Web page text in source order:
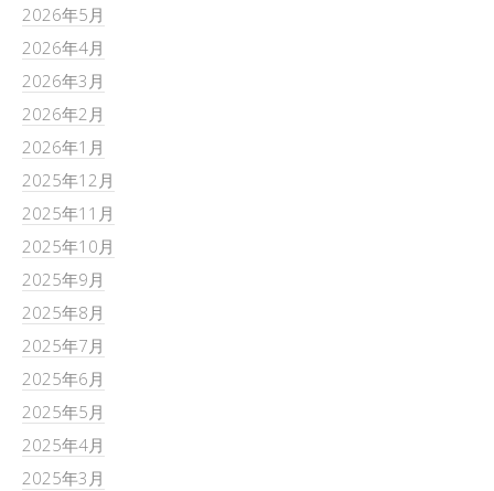
2026年5月
2026年4月
2026年3月
2026年2月
2026年1月
2025年12月
2025年11月
2025年10月
2025年9月
2025年8月
2025年7月
2025年6月
2025年5月
2025年4月
2025年3月